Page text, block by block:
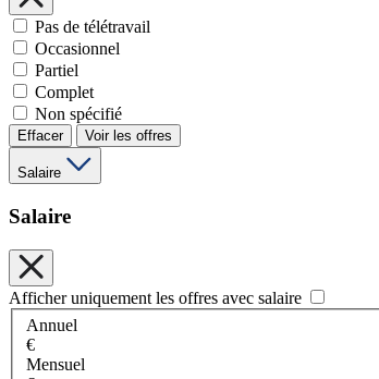
Pas de télétravail
Occasionnel
Partiel
Complet
Non spécifié
Effacer Voir les offres
Salaire
Salaire
Afficher uniquement les offres avec salaire
Annuel
€
Mensuel